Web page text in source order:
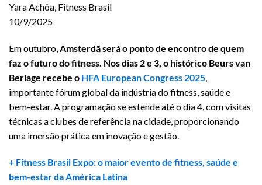
Yara Achôa, Fitness Brasil
10/9/2025
Em outubro, Amsterdã será o ponto de encontro de quem
faz o futuro do fitness. Nos dias 2 e 3, o histórico Beurs van
Berlage recebe o HFA European Congress 2025
importante fórum global da indústria do fitness, saúde e
bem-estar. A programação se estende até o dia 4, com visitas
técnicas a clubes de referência na cidade, proporcionando
uma imersão prática em inovação e gestão.
+ Fitness Brasil Expo: o maior evento de fitness, saúde e
bem-estar da América Latina